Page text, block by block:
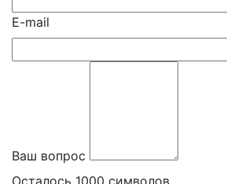
E-mail
Ваш вопрос
Осталось 1000 символов